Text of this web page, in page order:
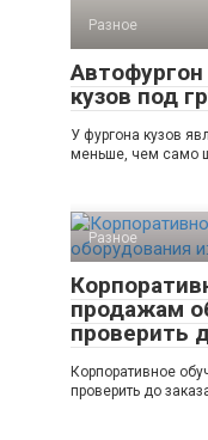
Разное
кузов под
У фургона кузов
меньше, чем само
Разное
продажам
проверить
Корпоративное
проверить до